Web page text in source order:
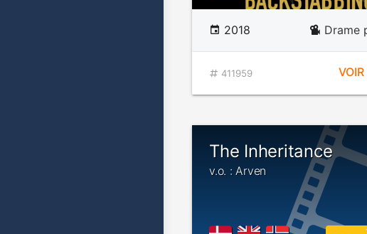
2018 Drame
411959
The Inheritance
v.o. : Arven